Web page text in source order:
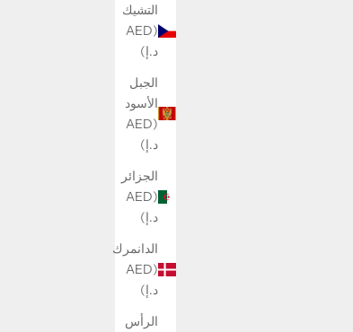
التشيك
(AED
د.إ)
الجبل
الأسود
(AED
د.إ)
الجزائر
(AED
د.إ)
الدانمرك
(AED
د.إ)
الرأس